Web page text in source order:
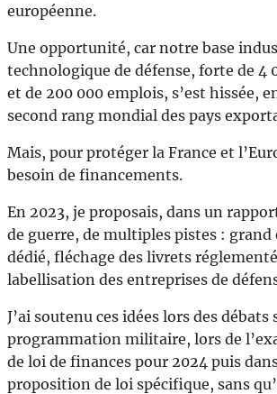
européenne.
Une opportunité, car notre base
technologique de défense, forte de 4
et de 200 000 emplois, s’est hissée,
second rang mondial des pays
Mais, pour protéger la France et
besoin de financements.
En 2023, je proposais, dans un
de guerre, de multiples pistes :
dédié, fléchage des livrets
labellisation des entreprises de
J’ai soutenu ces idées lors des débats
programmation militaire, lors de
de loi de finances pour 2024 puis
proposition de loi spécifique, sans